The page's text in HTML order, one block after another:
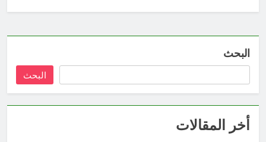
البحث
البحث
أخر المقالات